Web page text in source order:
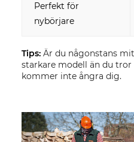
Perfekt för
nybörjare
Tips: Är du någonstans
starkare modell än du tror
kommer inte ångra dig.